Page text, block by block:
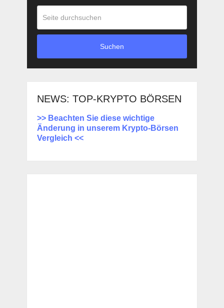
Suchen
NEWS: TOP-KRYPTO BÖRSEN
>> Beachten Sie diese wichtige
Änderung in unserem Krypto-Börsen
Vergleich <<